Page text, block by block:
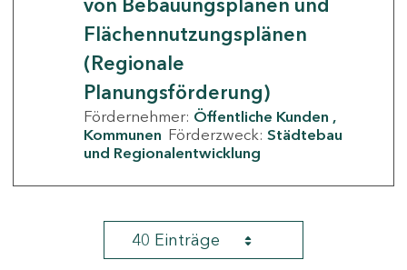
von Bebauungsplänen und
Flächennutzungsplänen
(Regionale
Planungsförderung)
Fördernehmer: Öffentliche Kunden
Kommunen Förderzweck: Städtebau
und Regionalentwicklung
40 Einträge